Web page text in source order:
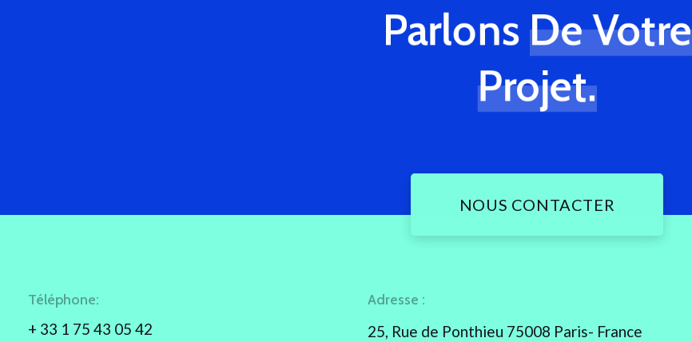
ParlonsDe Votre
Projet.
NOUS CONTACTER
Téléphone:
+ 33 1 75 43 05 42
Adresse :
25, Rue de Ponthieu 75008 Paris- France